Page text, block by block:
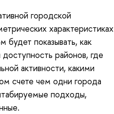
городской
характеристиках
будет показывать, как
районов, где
активности, какими
счете чем одни города
подходы,